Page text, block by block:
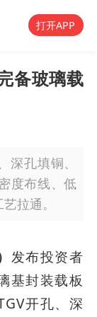
打开APP
备玻璃载
深孔填铜、
度布线、低
拉通。
发布投资者
基封装载板
开孔、深